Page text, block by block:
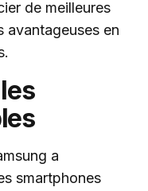
de meilleures
avantageuses en
a
smartphones